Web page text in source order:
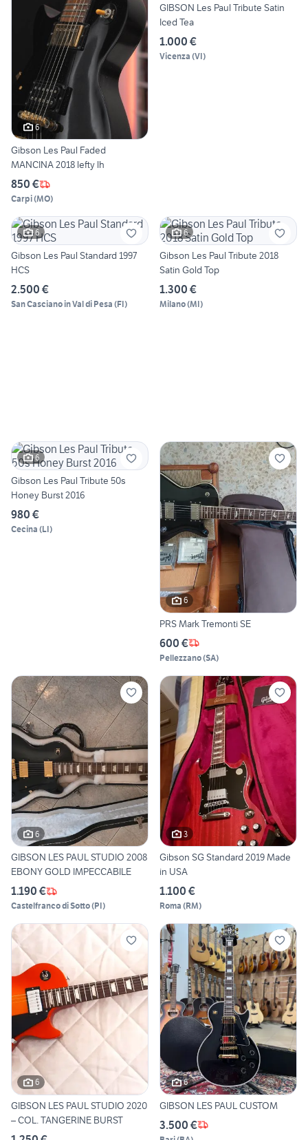
6
Gibson Les Paul Faded
MANCINA 2018 lefty lh
850 €
Carpi(MO)
GIBSON Les Paul Tribute Satin
Iced Tea
1.000 €
Vicenza (VI)
6
Gibson Les Paul Standard 1997
HCS
2.500 €
San Casciano in Val di Pesa (FI)
6
Gibson Les Paul Tribute 2018
Satin Gold Top
1.300 €
Milano(MI)
6
Gibson Les Paul Tribute 50s
Honey Burst 2016
980 €
Cecina (LI)
6
PRS Mark Tremonti SE
600 €
Pellezzano(SA)
6
GIBSON LES PAUL STUDIO 2008
EBONY GOLD IMPECCABILE
1.190 €
Castelfranco di Sotto(PI)
3
Gibson SG Standard 2019 Made
in USA
1.100 €
Roma (RM)
6
GIBSON LES PAUL STUDIO 2020
– COL. TANGERINE BURST
6
GIBSON LES PAUL CUSTOM
3.500 €